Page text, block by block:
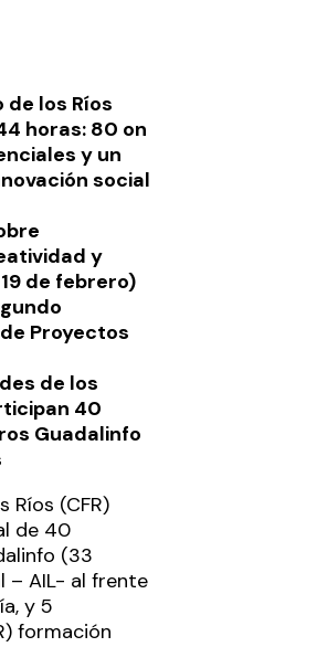
de los Ríos
horas: 80 on
y un
social
y
de febrero)
Proyectos
de los
40
Guadalinfo
Ríos (CFR)
de 40
(33
– AIL- al frente
y 5
formación